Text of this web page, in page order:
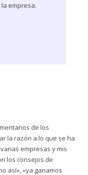
empresa.
de los
la razón a lo que se ha
empresas y mis
los consejos de
así», «ya ganamos